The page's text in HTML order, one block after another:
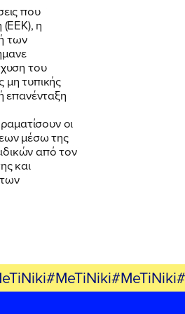
που
(ΕΕΚ), η
των
του
μη τυπικής
επανένταξη
οι
μέσω της
από τον
και